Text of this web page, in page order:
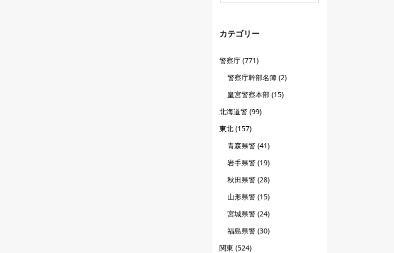
カテゴリー
警察庁 (771)
警察庁幹部名簿 (2)
皇宮警察本部 (15)
北海道警 (99)
東北 (157)
青森県警 (41)
岩手県警 (19)
秋田県警 (28)
山形県警 (15)
宮城県警 (24)
福島県警 (30)
関東 (524)